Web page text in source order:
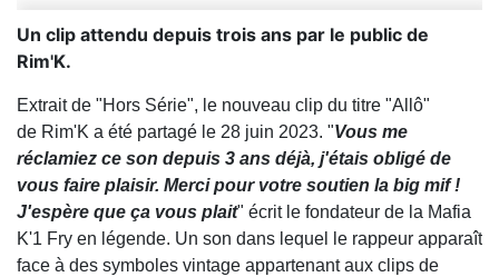
Un clip attendu depuis trois ans par le public de
Rim'K.
Extrait de "Hors Série", le nouveau clip du titre "Allô"
de Rim'K a été partagé le 28 juin 2023. "Vous me
réclamiez ce son depuis 3 ans déjà, j'étais obligé de
vous faire plaisir. Merci pour votre soutien la big mif !
J'espère que ça vous plait" écrit le fondateur de la Mafia
K'1 Fry en légende. Un son dans lequel le rappeur apparaît
face à des symboles vintage appartenant aux clips de